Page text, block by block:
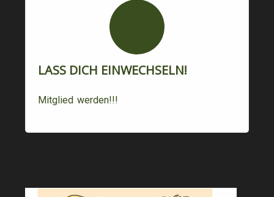
LASS DICH EINWECHSELN!
Mitglied werden!!!